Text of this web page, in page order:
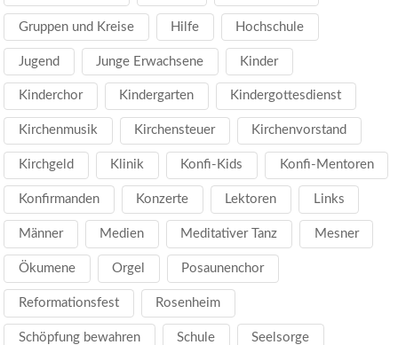
Gruppen und Kreise Hilfe Hochschule
Jugend Junge Erwachsene Kinder
Kinderchor Kindergarten Kindergottesdienst
Kirchenmusik Kirchensteuer Kirchenvorstand
Kirchgeld Klinik Konfi-Kids Konfi-Mentoren
Konfirmanden Konzerte Lektoren Links
Männer Medien Meditativer Tanz Mesner
Ökumene Orgel Posaunenchor
Reformationsfest Rosenheim
Schöpfung bewahren Schule Seelsorge